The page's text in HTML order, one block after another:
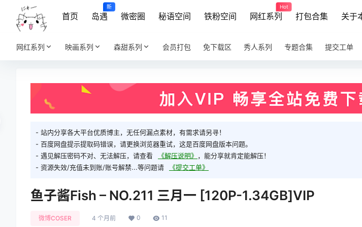
首页 岛遇
新
微密圈 秘语空间 铁粉空间 网红系列
Hot
打包合集 关于
网红系列 映画系列 森甜系列 会员打包 免下载区 秀人系列 专题合集 提交工单
- 站内分享各大平台优质博主，无任何漏点素材，有需求请另寻！
- 百度网盘提示提取码错误，请更换浏览器重试，这是百度网盘版本问题。
- 遇见解压密码不对、无法解压，请查看
《解压说明》 ，能分享就肯定能解压！
- 资源失效/充值未到账/账号解禁...等问题请
《提交工单》
鱼子酱Fish – NO.211 三月一 [120P-1.34GB]VIP
微博COSER 4 个月前 0 11